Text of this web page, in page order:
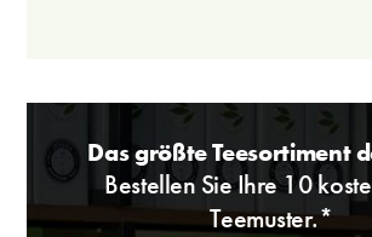
Das größte Teesortiment
Bestellen Sie Ihre 10
Teemuster.*